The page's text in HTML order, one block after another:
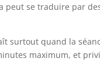
peut se traduire par
surtout quand la
maximum, et